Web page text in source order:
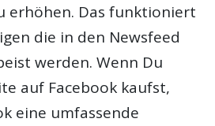
erhöhen. Das funktioniert
die in den Newsfeed
werden. Wenn Du
auf Facebook kaufst,
eine umfassende